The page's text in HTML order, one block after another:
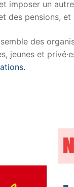
imposer un
des pensions,
des
jeunes et